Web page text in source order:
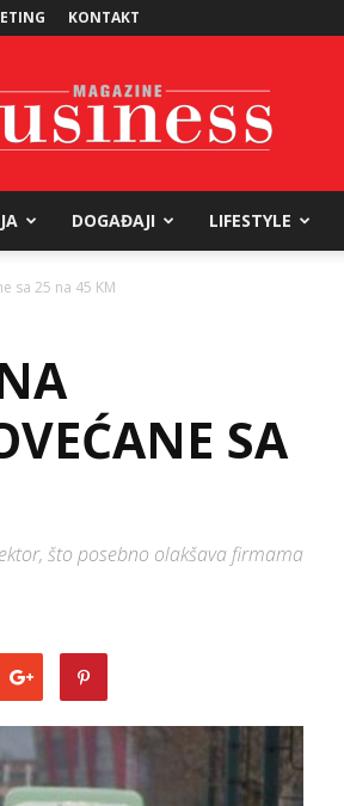
KONTAKT
DOGAĐAJI LIFESTYLE
sa 25 na 45 KM
SA
što posebno olakšava firmama